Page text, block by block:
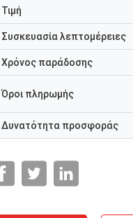
Τιμή
Συσκευασία λεπτομέρειες
Χρόνος παράδοσης
Όροι πληρωμής
Δυνατότητα προσφοράς